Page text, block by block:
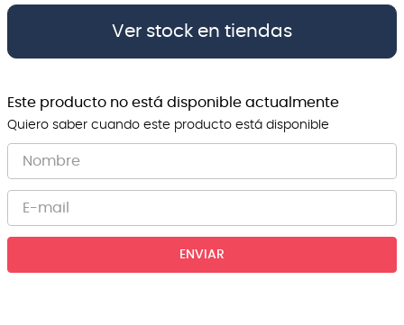
Ver stock en tiendas
Este producto no está disponible actualmente
Quiero saber cuando este producto está disponible
ENVIAR